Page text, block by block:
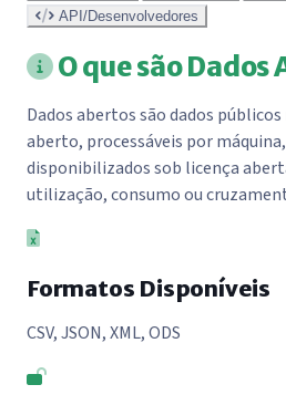
API/Desenvolvedores
O que são Dados
Dados abertos são dados
aberto, processáveis por
disponibilizados sob licença
utilização, consumo ou
Formatos Disponíveis
CSV, JSON, XML, ODS